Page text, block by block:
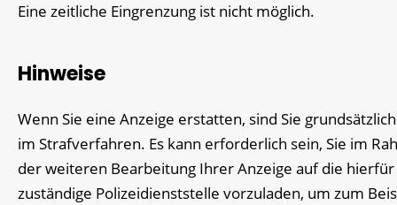
Eine zeitliche Eingrenzung ist nicht möglich.
Hinweise
Wenn Sie eine Anzeige erstatten, sind Sie
im Strafverfahren. Es kann erforderlich sein, Sie im
der weiteren Bearbeitung Ihrer Anzeige auf die hierfür
zuständige Polizeidienststelle vorzuladen, um zum